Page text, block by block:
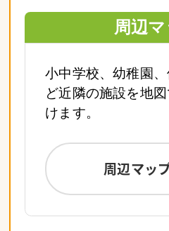
周辺
小中学校、幼稚園
ど近隣の施設を地
けます。
周辺マッ